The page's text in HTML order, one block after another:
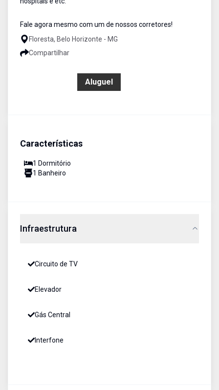
Fale agora mesmo com um de nossos corretores!
Floresta, Belo Horizonte - MG
Compartilhar
Aluguel
Características
1 Dormitório
1 Banheiro
Infraestrutura
Circuito de TV
Elevador
Gás Central
Interfone